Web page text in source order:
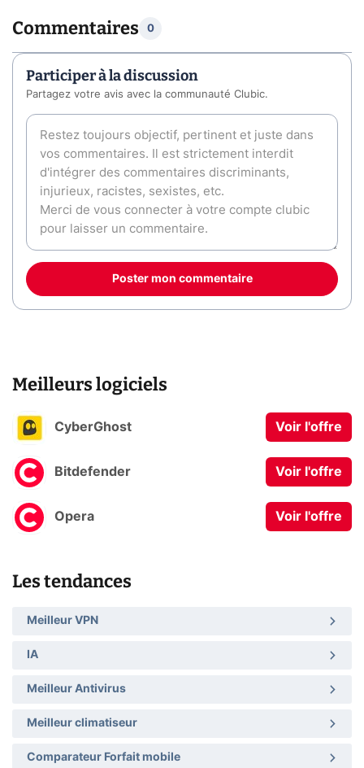
Commentaires 0
Participer à la discussion
Partagez votre avis avec la communauté Clubic.
Poster mon commentaire
Meilleurs logiciels
CyberGhost Voir l'offre
Bitdefender Voir l'offre
Opera Voir l'offre
Les tendances
Meilleur VPN
IA
Meilleur Antivirus
Meilleur climatiseur
Comparateur Forfait mobile